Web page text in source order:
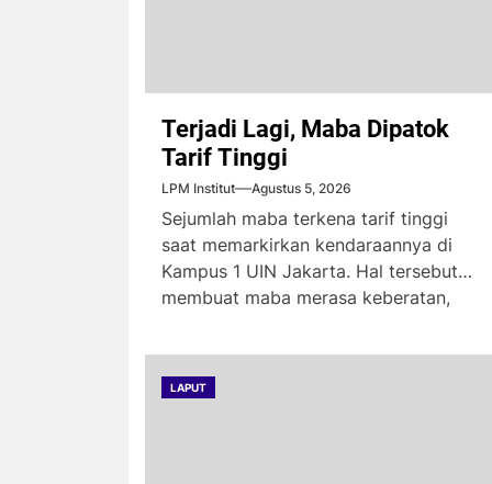
Terjadi Lagi, Maba Dipatok
Tarif Tinggi
LPM Institut Agustus 5, 2026
Sejumlah maba terkena tarif tinggi
saat memarkirkan kendaraannya di
Kampus 1 UIN Jakarta. Hal tersebut
membuat maba merasa keberatan,
LAPUT